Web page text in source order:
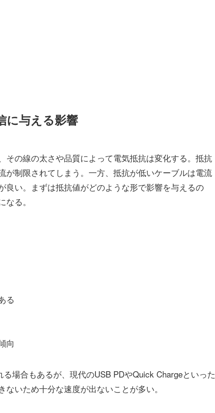
に与える影響
その線の太さや品質によって電気抵抗は変化する。抵抗
制限されてしまう。一方、抵抗が低いケーブルは電流
良い。まずは抵抗値がどのような形で影響を与えるの
る。
る
向
場合もあるが、現代のUSB PDやQuick Chargeといった
いため十分な速度が出ないことが多い。